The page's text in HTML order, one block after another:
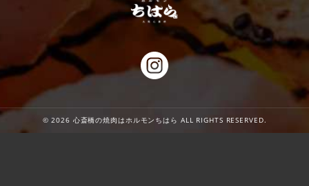
© 2026 心斎橋の焼肉はホルモンちはら ALL RIGHTS RESERVED.